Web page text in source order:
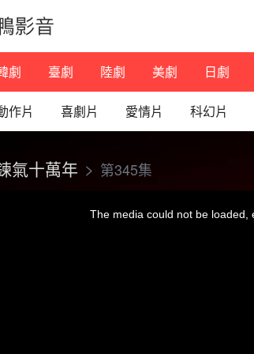
劇 臺劇 陸劇 美劇 日劇
作片 喜劇片 愛情片 科幻片
氣十萬年 第345集